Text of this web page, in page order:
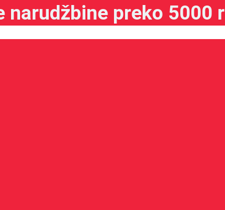
narudžbine preko 5000